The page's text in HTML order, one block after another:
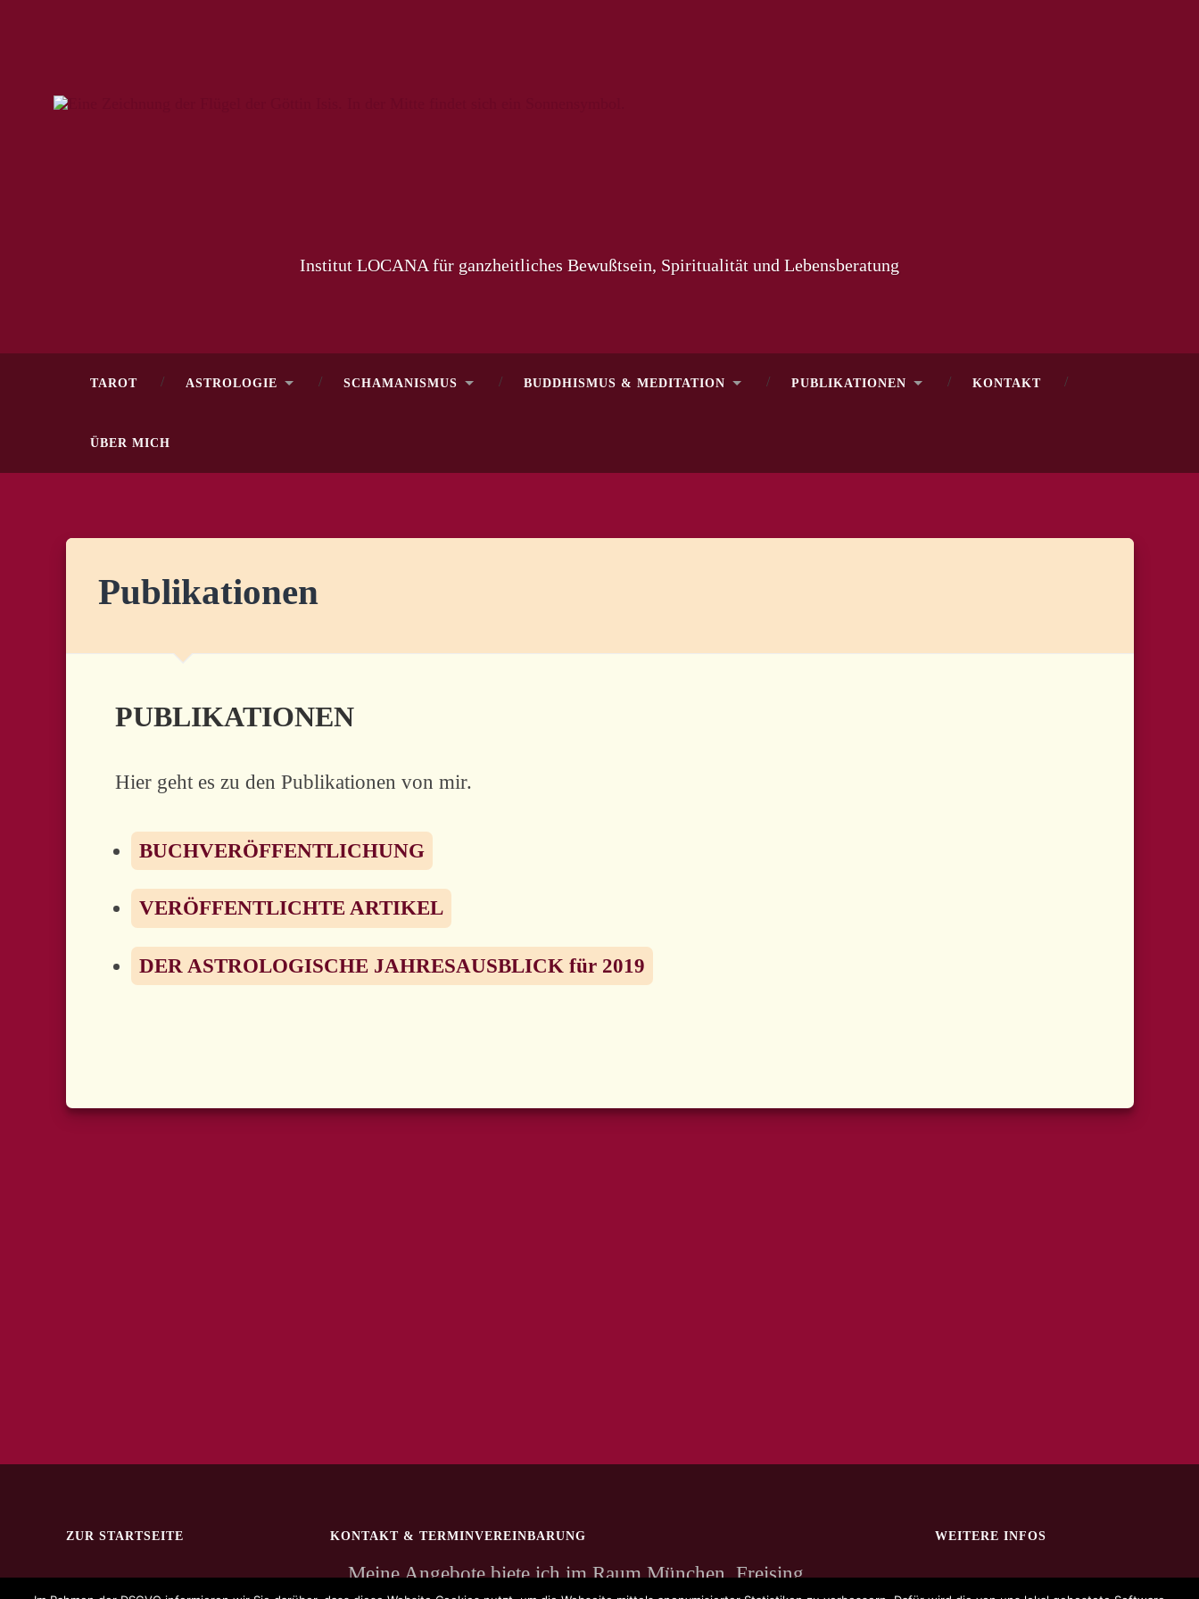
Institut LOCANA für ganzheitliches Bewußtsein, Spiritualität und Lebensberatung
TAROT ASTROLOGIE SCHAMANISMUS BUDDHISMUS & MEDITATION PUBLIKATIONEN KONTAKT
ÜBER MICH
Publikationen
PUBLIKATIONEN
Hier geht es zu den Publikationen von mir.
BUCHVERÖFFENTLICHUNG
VERÖFFENTLICHTE ARTIKEL
DER ASTROLOGISCHE JAHRESAUSBLICK für 2019
ZUR STARTSEITE KONTAKT & TERMINVEREINBARUNG
Meine Angebote biete ich im Raum München, Freising
WEITERE INFOS